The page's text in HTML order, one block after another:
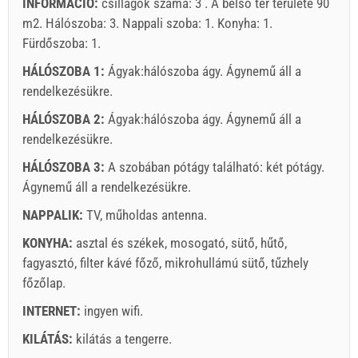
Szállító feltételei
Foglaljon és várjon a visszaigazolásra.
Ha nem szeretné lefoglalni azonnal további kérdése van,
kérjük, töltse ki őket, majd kattintson a „Érdeklődés
küldése”.
INFORMÁCIÓ: csillagok száma: 3 . A belső tér területe 90
m2. Hálószoba: 3. Nappali szoba: 1. Konyha: 1.
Fürdőszoba: 1.
HÁLÓSZOBA 1: Ágyak:hálószoba ágy. Ágynemű áll a
rendelkezésükre.
HÁLÓSZOBA 2: Ágyak:hálószoba ágy. Ágynemű áll a
rendelkezésükre.
HÁLÓSZOBA 3: A szobában pótágy található: két pótágy.
Ágynemű áll a rendelkezésükre.
NAPPALIK: TV, műholdas antenna.
KONYHA: asztal és székek, mosogató, sütő, hűtő,
fagyasztó, filter kávé főző, mikrohullámú sütő, tűzhely
főzőlap.
INTERNET: ingyen wifi.
KILÁTÁS: kilátás a tengerre.